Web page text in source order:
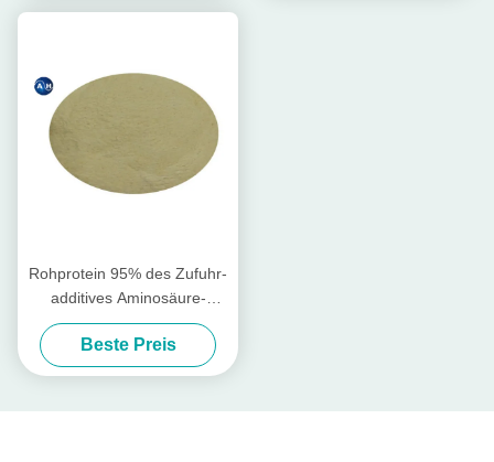
Rohprotein 95% des Zufuhr-
additives Aminosäure-
Pulver-40% für
Tiernährstoffe
Beste Preis